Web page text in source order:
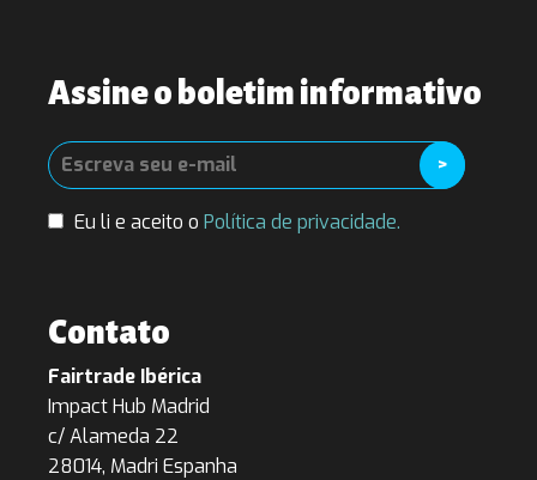
Assine o boletim informativo
Eu li e aceito o Política de privacidade.
Contato
Fairtrade Ibérica
Impact Hub Madrid
c/ Alameda 22
28014, Madri Espanha